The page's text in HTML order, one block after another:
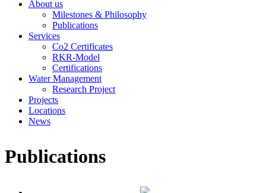
About us
Milestones & Philosophy
Publications
Services
Co2 Certificates
RKR-Model
Certifications
Water Management
Research Project
Projects
Locations
News
Publications